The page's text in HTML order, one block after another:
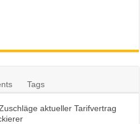
Tags
aktueller Tarifvertrag